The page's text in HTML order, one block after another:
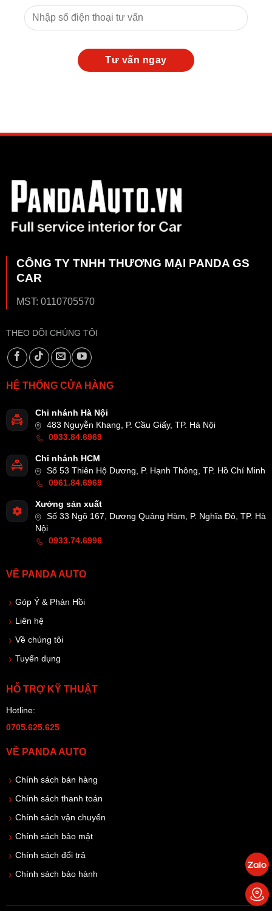
CÔNG TY TNHH THƯƠNG MẠI PANDA GS
CAR
MST: 0110705570
THEO DÕI CHÚNG TÔI
HỆ THỐNG CỬA HÀNG
Chi nhánh Hà Nội
483 Nguyễn Khang, P. Cầu Giấy, TP. Hà Nội
0933.84.6969
Chi nhánh HCM
Số 53 Thiên Hộ Dương, P. Hạnh Thông, TP. Hồ Chí Minh
0961.84.6969
Xưởng sản xuất
Số 33 Ngõ 167, Dương Quảng Hàm, P. Nghĩa Đô, TP. Hà
Nội
0933.74.6996
VỀ PANDA AUTO
Góp Ý & Phản Hồi
Liên hệ
Về chúng tôi
Tuyển dụng
HỖ TRỢ KỸ THUẬT
Hotline:
0705.625.625
VỀ PANDA AUTO
Chính sách bán hàng
Chính sách thanh toán
Chính sách vận chuyển
Chính sách bảo mật
Chính sách đổi trả
Chính sách bảo hành